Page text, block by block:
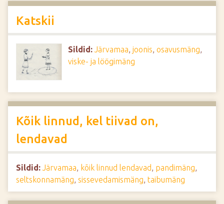
Katskii
Sildid: Järvamaa, joonis, osavusmäng,
viske- ja löögimäng
Kõik linnud, kel tiivad on,
lendavad
Sildid: Järvamaa, kõik linnud lendavad, pandimäng,
seltskonnamäng, sissevedamismäng, taibumäng